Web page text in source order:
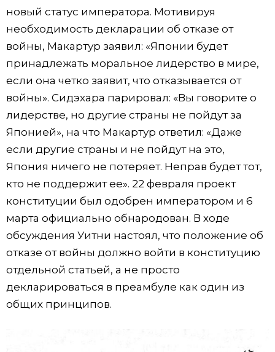
новый статус императора. Мотивируя
необходимость декларации об отказе от
войны, Макартур заявил: «Японии будет
принадлежать моральное лидерство в мире,
если она четко заявит, что отказывается от
войны». Сидэхара парировал: «Вы говорите о
лидерстве, но другие страны не пойдут за
Японией», на что Макартур ответил: «Даже
если другие страны и не пойдут на это,
Япония ничего не потеряет. Неправ будет тот,
кто не поддержит ее». 22 февраля проект
конституции был одобрен императором и 6
марта официально обнародован. В ходе
обсуждения Уитни настоял, что положение об
отказе от войны должно войти в конституцию
отдельной статьей, а не просто
декларироваться в преамбуле как один из
общих принципов.